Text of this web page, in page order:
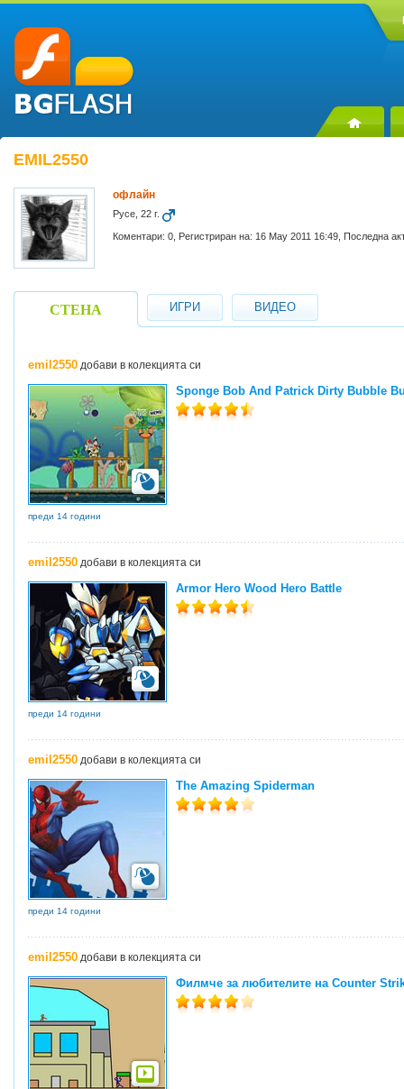
EMIL2550
офлайн
Русе, 22 г.
Коментари: 0, Регистриран на: 16 May 2011 16:49, Последна
СТЕНА ИГРИ ВИДЕО
emil2550 добави в колекцията си
Sponge Bob And Patrick Dirty Bubble
преди 14 години
emil2550 добави в колекцията си
Armor Hero Wood Hero Battle
преди 14 години
emil2550 добави в колекцията си
The Amazing Spiderman
преди 14 години
emil2550 добави в колекцията си
Филмче за любителите на Counter